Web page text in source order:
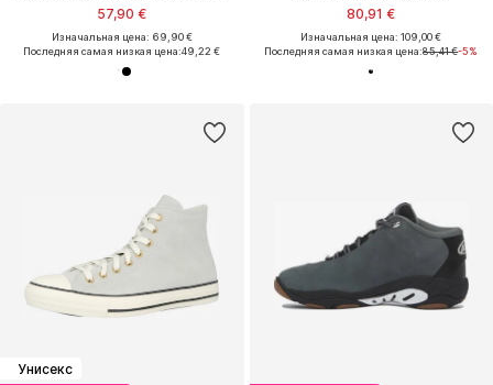
57,90 €
Изначальная цена: 69,90 €
Последняя самая низкая цена:49,22 €
80,91 €
Изначальная цена: 109,00 €
Последняя самая низкая цена:85,41 €-5%
Унисекс